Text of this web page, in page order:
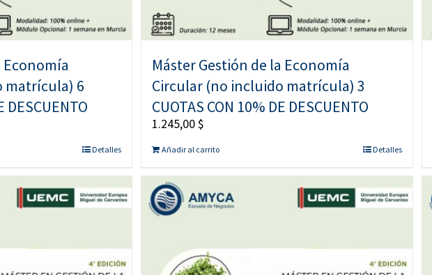
Economía
matrícula) 6
DESCUENTO
Detalles
Máster Gestión de la Economía
Circular (no incluido matrícula) 3
CUOTAS CON 10% DE DESCUENTO
1.245,00$
Añadir al carrito Detalles